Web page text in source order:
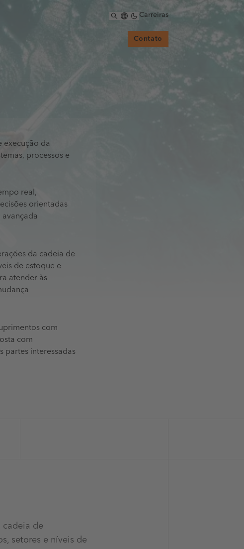
Contato
Carreiras
execução da
processos e
real,
orientadas
da cadeia de
de estoque e
atender às
com
com
partes interessadas
cadeia de
setores e níveis de